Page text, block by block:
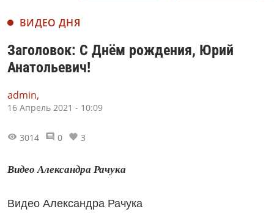
ВИДЕО ДНЯ
Заголовок: С Днём рождения, Юрий
Анатольевич!
admin,
16 Апрель 2021 - 10:09
3014 0 3
Видео Александра Рачука
Видео Александра Рачука